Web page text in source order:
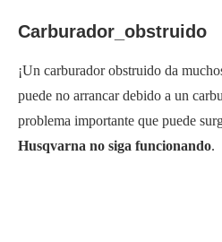
Carburador_obstruido
¡Un carburador obstruido da
puede no arrancar debido a un
problema importante que puede
Husqvarna no siga funcionando.